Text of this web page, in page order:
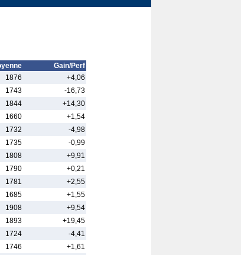
Gain/Perf
1876
+4,06
1743
-16,73
1844
+14,30
1660
+1,54
1732
-4,98
1735
-0,99
1808
+9,91
1790
+0,21
1781
+2,55
1685
+1,55
1908
+9,54
1893
+19,45
1724
-4,41
1746
+1,61